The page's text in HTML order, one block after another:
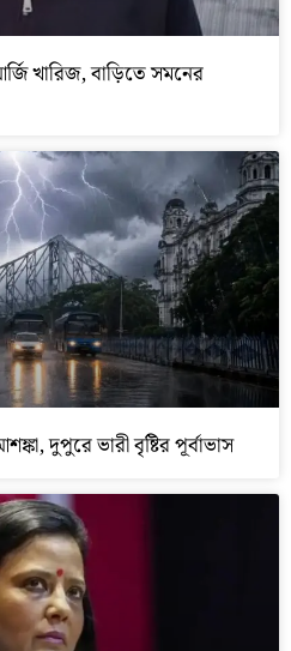
খারিজ, বাড়িতে সমনের
দুপুরে ভারী বৃষ্টির পূর্বাভাস